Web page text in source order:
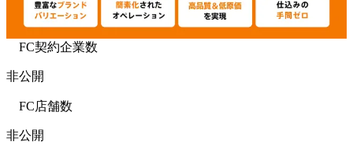
FC契約企業数
非公開
FC店舗数
非公開